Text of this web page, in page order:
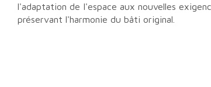
l'adaptation de l'espace aux nouvelles
préservant l'harmonie du bâti original.